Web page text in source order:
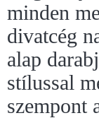
minden
divatcég
alap
stílussal
szempont